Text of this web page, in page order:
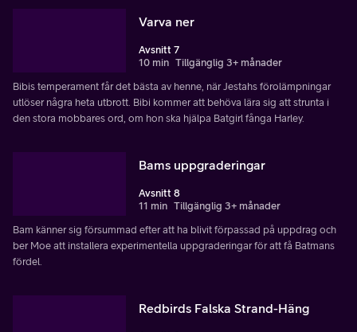
Varva ner
Avsnitt 7
10 min Tillgänglig 3+ månader
Bibis temperament får det bästa av henne, när Jestahs förolämpningar
utlöser några heta utbrott. Bibi kommer att behöva lära sig att strunta i
den stora mobbares ord, om hon ska hjälpa Batgirl fånga Harley.
Bams uppgraderingar
Avsnitt 8
11 min Tillgänglig 3+ månader
Bam känner sig försummad efter att ha blivit förpassad på uppdrag och
ber Moe att installera experimentella uppgraderingar för att få Batmans
fördel.
Redbirds Falska Strand-Häng